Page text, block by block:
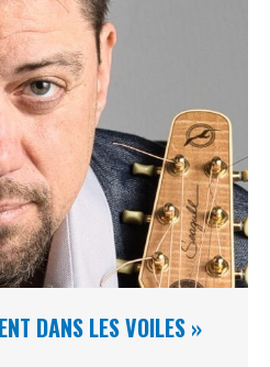
DANS LES VOILES »